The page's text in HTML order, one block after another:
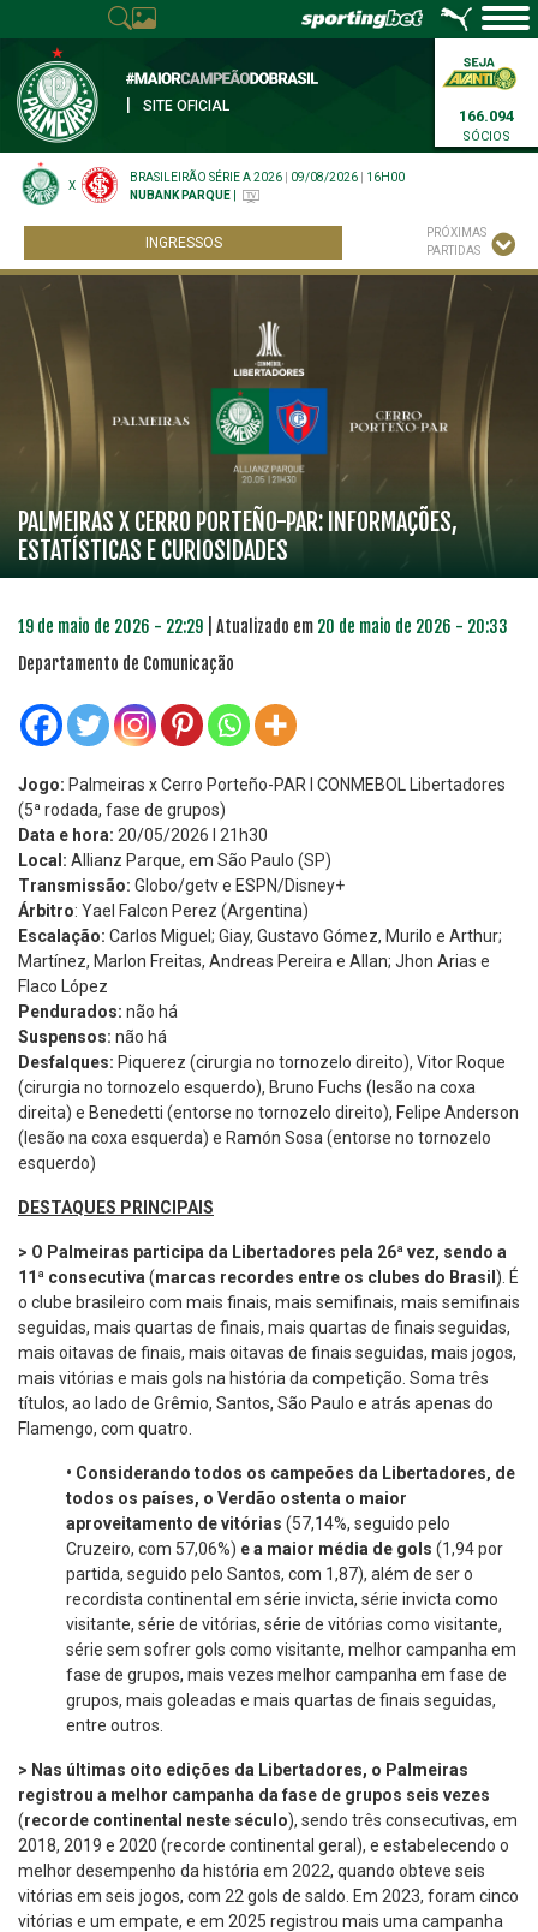
SITE OFICIAL
166.094
SÓCIOS
X
BRASILEIRÃO SÉRIE A 2026 09/08/2026
16H00
NUBANK PARQUE
INGRESSOS
PRÓXIMAS
PARTIDAS
PALMEIRAS X CERRO PORTEÑO-PAR: INFORMAÇÕES,
ESTATÍSTICAS E CURIOSIDADES
19 de maio de 2026 - 22:29 | Atualizado em 20 de maio de 2026 - 20:33
Departamento de Comunicação
Jogo: Palmeiras x Cerro Porteño-PAR l CONMEBOL Libertadores
(5ª rodada, fase de grupos)
Data e hora: 20/05/2026 l 21h30
Local: Allianz Parque, em São Paulo (SP)
Transmissão: Globo/getv e ESPN/Disney+
Árbitro: Yael Falcon Perez (Argentina)
Escalação: Carlos Miguel; Giay, Gustavo Gómez, Murilo e Arthur;
Martínez, Marlon Freitas, Andreas Pereira e Allan; Jhon Arias e
Flaco López
Pendurados: não há
Suspensos: não há
Desfalques: Piquerez (cirurgia no tornozelo direito), Vitor Roque
(cirurgia no tornozelo esquerdo), Bruno Fuchs (lesão na coxa
direita) e Benedetti (entorse no tornozelo direito), Felipe Anderson
(lesão na coxa esquerda) e Ramón Sosa (entorse no tornozelo
esquerdo)
DESTAQUES PRINCIPAIS
> O Palmeiras participa da Libertadores pela 26ª vez, sendo a
11ª consecutiva (marcas recordes entre os clubes do Brasil ). É
o clube brasileiro com mais finais, mais semifinais, mais semifinais
seguidas, mais quartas de finais, mais quartas de finais seguidas,
mais oitavas de finais, mais oitavas de finais seguidas, mais jogos,
mais vitórias e mais gols na história da competição. Soma três
títulos, ao lado de Grêmio, Santos, São Paulo e atrás apenas do
Flamengo, com quatro.
• Considerando todos os campeões da Libertadores, de
todos os países, o Verdão ostenta o maior
aproveitamento de vitórias (57,14%, seguido pelo
Cruzeiro, com 57,06%) e a maior média de gols (1,94 por
partida, seguido pelo Santos, com 1,87), além de ser o
recordista continental em série invicta, série invicta como
visitante, série de vitórias, série de vitórias como visitante,
série sem sofrer gols como visitante, melhor campanha em
fase de grupos, mais vezes melhor campanha em fase de
grupos, mais goleadas e mais quartas de finais seguidas,
entre outros.
> Nas últimas oito edições da Libertadores, o Palmeiras
registrou a melhor campanha da fase de grupos seis vezes
(recorde continental neste século), sendo três consecutivas, em
2018, 2019 e 2020 (recorde continental geral), e estabelecendo o
melhor desempenho da história em 2022, quando obteve seis
vitórias em seis jogos, com 22 gols de saldo. Em 2023, foram cinco
vitórias e um empate, e em 2025 registrou mais uma campanha